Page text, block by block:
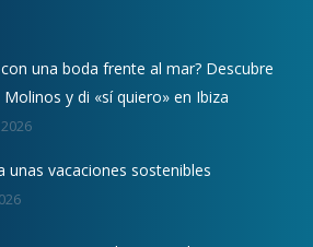
con una boda frente al mar? Descubre
y di «sí quiero» en Ibiza
unas vacaciones sostenibles